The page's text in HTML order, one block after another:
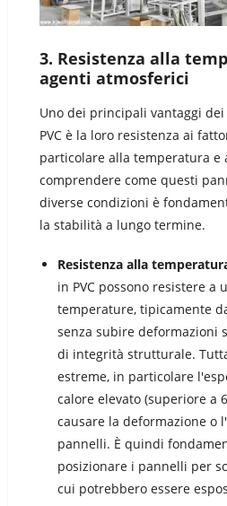
3. Resistenza alla
agenti atmosferici
Uno dei principali vantaggi
PVC è la loro resistenza ai
particolare alla temperatura e
comprendere come questi
diverse condizioni è
la stabilità a lungo termine.
Resistenza alla
in PVC possono resistere a
temperature, tipicamente da
senza subire deformazioni
di integrità strutturale.
estreme, in particolare
calore elevato (superiore a
causare la deformazione o
pannelli. È quindi
posizionare i pannelli per
cui potrebbero essere